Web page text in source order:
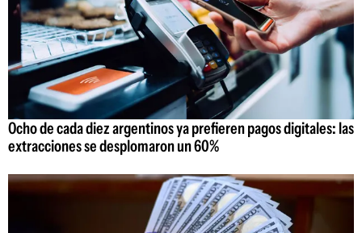
Ocho de cada diez argentinos ya prefieren pagos digitales: las
extracciones se desplomaron un 60%